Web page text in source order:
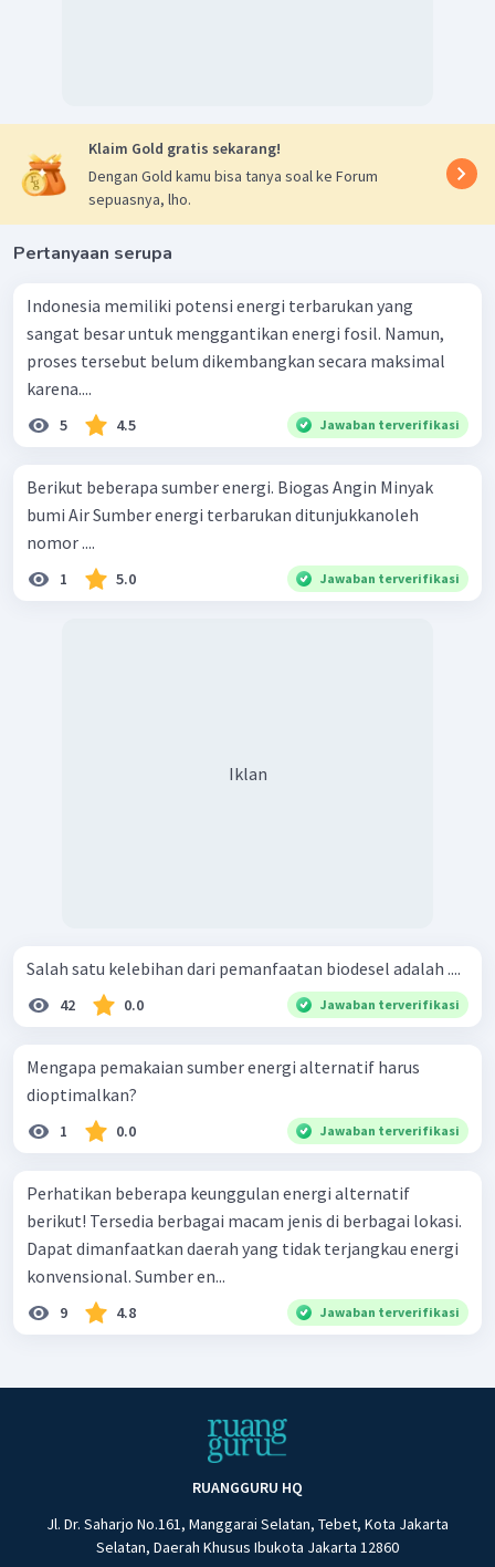
Klaim Gold gratis sekarang!
Dengan Gold kamu bisa tanya soal ke Forum
sepuasnya, lho.
Pertanyaan serupa
Indonesia memiliki potensi energi terbarukan yang
sangat besar untuk menggantikan energi fosil. Namun,
proses tersebut belum dikembangkan secara maksimal
karena....
5 4.5 Jawaban terverifikasi
Berikut beberapa sumber energi. Biogas Angin Minyak
bumi Air Sumber energi terbarukan ditunjukkanoleh
nomor ....
1 5.0 Jawaban terverifikasi
Iklan
Salah satu kelebihan dari pemanfaatan biodesel adalah ....
42 0.0 Jawaban terverifikasi
Mengapa pemakaian sumber energi alternatif harus
dioptimalkan?
1 0.0 Jawaban terverifikasi
Perhatikan beberapa keunggulan energi alternatif
berikut! Tersedia berbagai macam jenis di berbagai lokasi.
Dapat dimanfaatkan daerah yang tidak terjangkau energi
konvensional. Sumber en...
9 4.8 Jawaban terverifikasi
RUANGGURU HQ
Jl. Dr. Saharjo No.161, Manggarai Selatan, Tebet, Kota Jakarta
Selatan, Daerah Khusus Ibukota Jakarta 12860